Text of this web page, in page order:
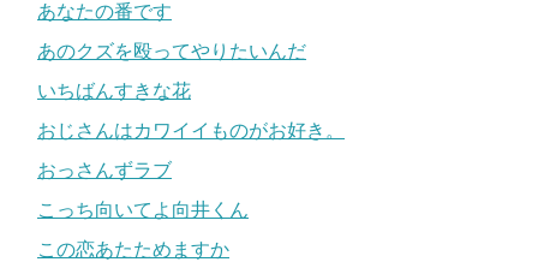
あなたの番です
あのクズを殴ってやりたいんだ
いちばんすきな花
おじさんはカワイイものがお好き。
おっさんずラブ
こっち向いてよ向井くん
この恋あたためますか